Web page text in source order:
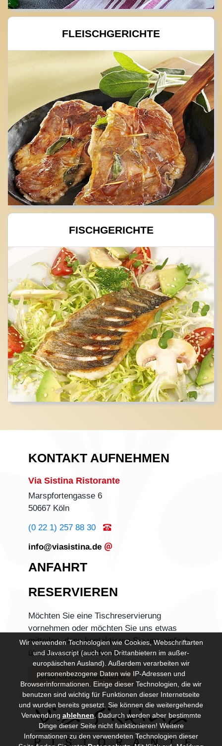
FLEISCHGERICHTE
FISCHGERICHTE
RESERVIEREN
Möchten Sie eine Tischreservierung
vornehmen oder möchten Sie uns etwas
mitteilen, dann kontaktieren Sie uns einfach
über unserKontaktformular.
Unser Kontaktformular nutzen!
KONTAKT AUFNEHMEN
Via Sistina Ristorante
Marspfortengasse 6
50667 Köln
(0 22 1) 257 88 30
info@viasistina.de
ANFAHRT
Wir verwenden Technologien wie Cookies, Webschriftarten
und Javascript (auch von Drittanbietern im außer-
europäischen Ausland). Außerdem verarbeiten wir
personenbezogene Daten wie IP-Adressen und
Browserinformationen. Einige dieser Technologien, die wir
benutzen sind wichtig für Funktionen dieser Internetseite
und wurden bereits gesetzt. Sie können die weitergehende
Verwendung ablehnen.Dadurch werden aber bestimmte
Dinge dieser Seite nicht funktionieren! Weitere
Informationen zu den verwendeten Technologien dieser